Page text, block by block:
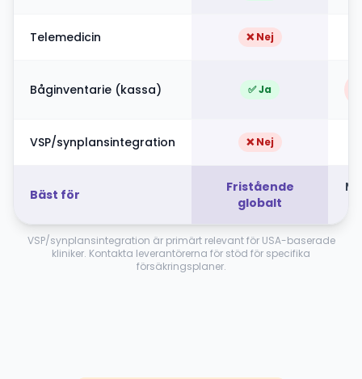
Telemedicin ❌ Nej
Båginventarie (kassa) ✅ Ja
VSP/synplansintegration ❌ Nej
Bäst för
Fristående
globalt
VSP/synplansintegration är primärt relevant för USA-baserade
kliniker. Kontakta leverantörerna för stöd för specifika
försäkringsplaner.